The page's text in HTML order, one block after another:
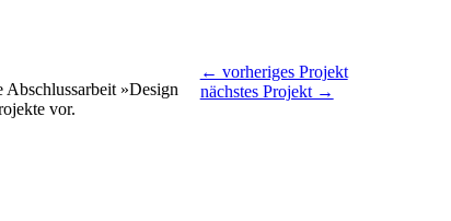
»Design
vor.
← vorheriges Projekt
nächstes Projekt →